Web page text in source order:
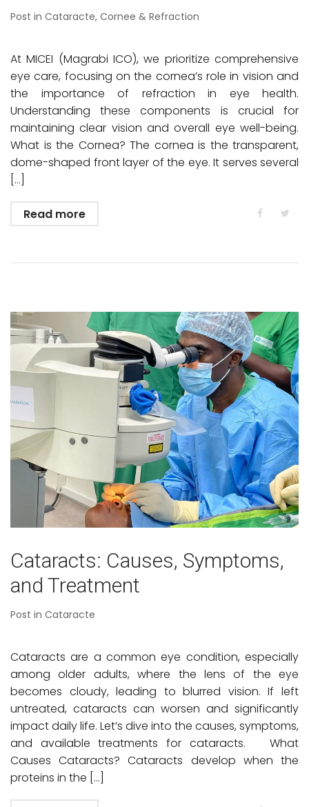
Post in Cataracte, Cornee & Refraction
At MICEI (Magrabi ICO), we prioritize comprehensive
eye care, focusing on the cornea’s role in vision and
the importance of refraction in eye health.
Understanding these components is crucial for
maintaining clear vision and overall eye well-being.
What is the Cornea? The cornea is the transparent,
dome-shaped front layer of the eye. It serves several
[…]
Read more
Cataracts: Causes, Symptoms,
and Treatment
Post in Cataracte
Cataracts are a common eye condition, especially
among older adults, where the lens of the eye
becomes cloudy, leading to blurred vision. If left
untreated, cataracts can worsen and significantly
impact daily life. Let’s dive into the causes, symptoms,
and available treatments for cataracts. What
Causes Cataracts? Cataracts develop when the
proteins in the […]